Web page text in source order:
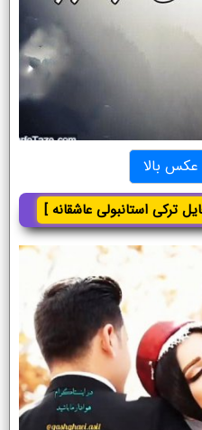
عکس بالا
ترکی استانبولی عاشقانه ]